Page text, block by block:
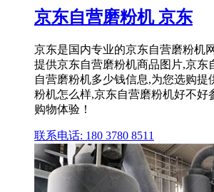
京东自营磨粉机 京东
京东是国内专业的京东自营磨粉机
提供京东自营磨粉机商品图片,京东
自营磨粉机多少钱信息,为您选购提
粉机怎么样,京东自营磨粉机好不好
购物体验！
联系电话: 180 3780 8511